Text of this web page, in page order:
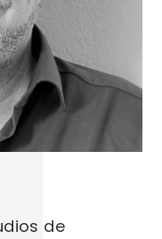
de